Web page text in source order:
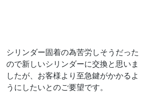
シリンダー固着の為苦労しそうだった
ので新しいシリンダーに交換と思いま
したが、お客様より至急鍵がかかるよ
うにしたいとのご要望です。